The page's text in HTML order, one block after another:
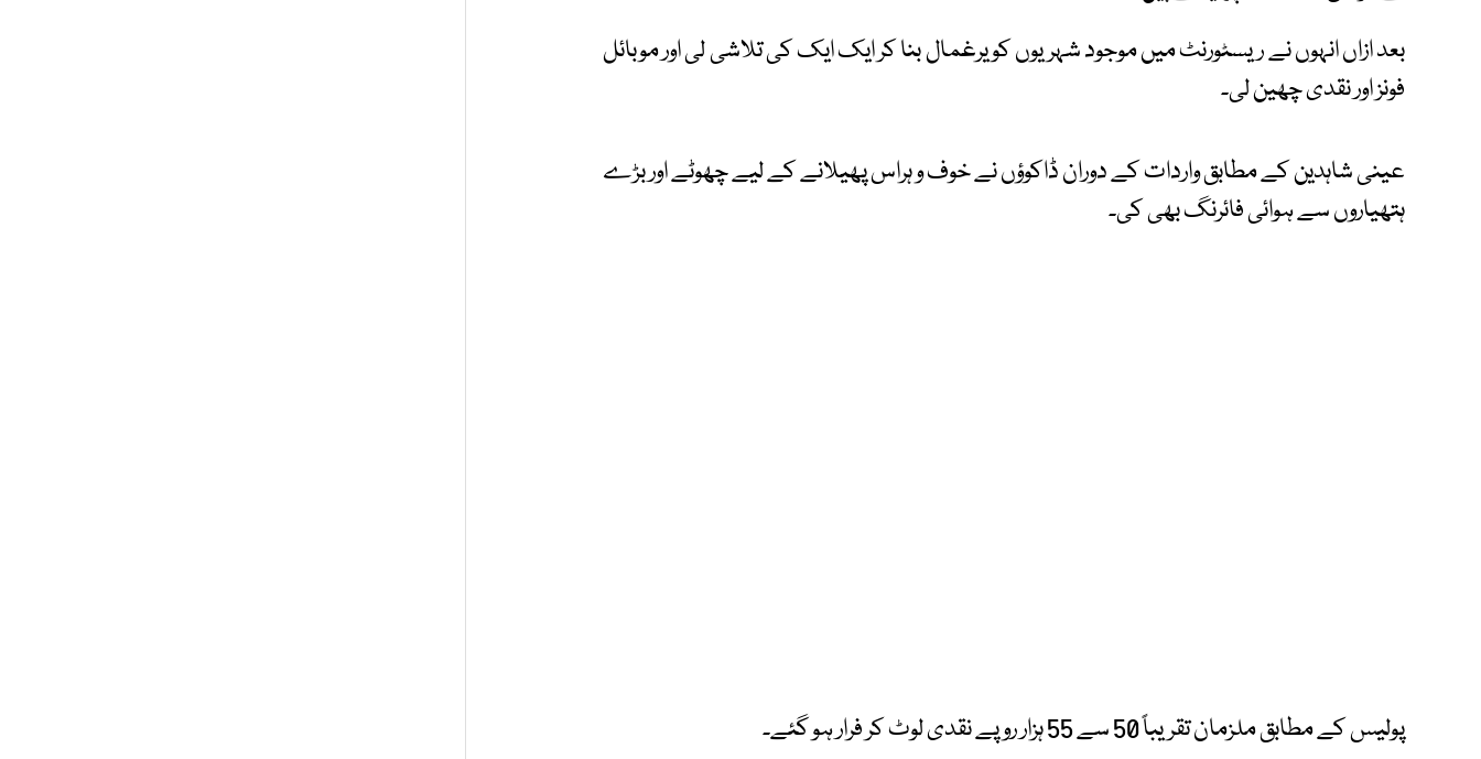
بعد ازاں انہوں نے ریسٹورنٹ میں موجود شہریوں کو یرغمال بنا کر ایک ایک کی تلاشی لی اور موبائل
فونز اور نقدی چھین لی۔
عینی شاہدین کے مطابق واردات کے دوران ڈاکوؤں نے خوف و ہراس پھیلانے کے لیے چھوٹے اور بڑے
ہتھیاروں سے ہوائی فائرنگ بھی کی۔
پولیس کے مطابق ملزمان تقریباً 50 سے 55 ہزار روپے نقدی لوٹ کر فرار ہو گئے۔